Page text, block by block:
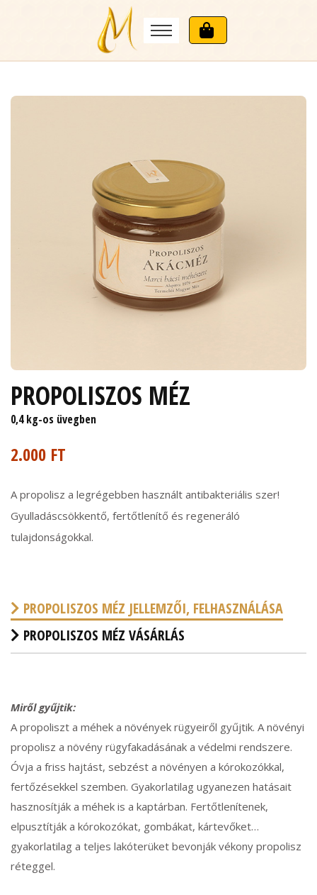
PROPOLISZOS MÉZ
0,4 kg-os üvegben
2.000 FT
A propolisz a legrégebben használt antibakteriális szer!
Gyulladáscsökkentő, fertőtlenítő és regeneráló
tulajdonságokkal.
PROPOLISZOS MÉZ JELLEMZŐI, FELHASZNÁLÁSA
PROPOLISZOS MÉZ VÁSÁRLÁS
Miről gyűjtik:
A propoliszt a méhek a növények rügyeiről gyűjtik. A növényi
propolisz a növény rügyfakadásának a védelmi rendszere.
Óvja a friss hajtást, sebzést a növényen a kórokozókkal,
fertőzésekkel szemben. Gyakorlatilag ugyanezen hatásait
hasznosítják a méhek is a kaptárban. Fertőtlenítenek,
elpusztítják a kórokozókat, gombákat, kártevőket…
gyakorlatilag a teljes lakóterüket bevonják vékony propolisz
réteggel.